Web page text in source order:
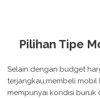
Pilihan Tipe
Selain dengan budget
terjangkau,membeli
mempunyai kondisi